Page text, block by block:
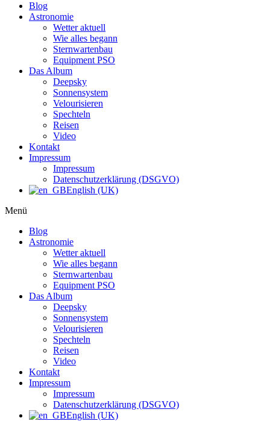
Blog
Astronomie
Wetter aktuell
Wie alles begann
Sternwartenbau
Equipment PSO
Das Album
Deepsky
Sonnensystem
Velourisieren
Spechteln
Reisen
Video
Kontakt
Impressum
Impressum
Datenschutzerklärung (DSGVO)
English (UK)
Menü
Blog
Astronomie
Wetter aktuell
Wie alles begann
Sternwartenbau
Equipment PSO
Das Album
Deepsky
Sonnensystem
Velourisieren
Spechteln
Reisen
Video
Kontakt
Impressum
Impressum
Datenschutzerklärung (DSGVO)
English (UK)